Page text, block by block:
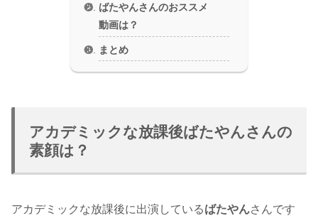
ばたやんさんのおススメ
動画は？
まとめ
アカデミックな放課後ばたやんさんの
素顔は？
アカデミックな放課後に出演しているばたやんさんです